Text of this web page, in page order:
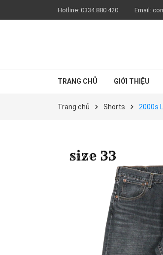
Hotline: 0334.880.420 Email:
TRANG CHỦ GIỚI THIỆU
Trang chủ Shorts 2000s